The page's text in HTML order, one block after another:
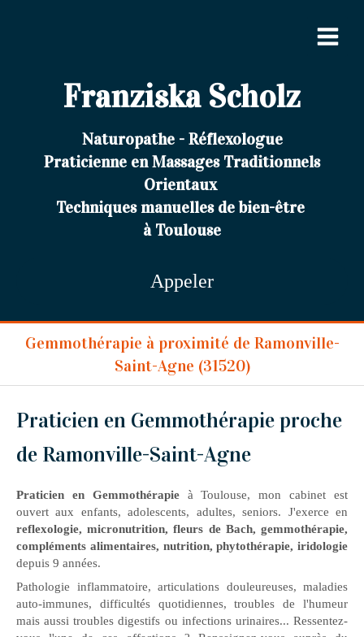
Franziska Scholz
Naturopathe - Réflexologue
Praticienne en Massages Traditionnels
Orientaux
Techniques manuelles de bien-être
à Toulouse
Appeler
Gemmothérapie à proximité de Ramonville-
Saint-Agne (31520)
Praticien en Gemmothérapie proche
de Ramonville-Saint-Agne
Praticien en Gemmothérapieà Toulouse, mon cabinet est
ouvert aux enfants, adolescents, adultes, seniors. J'exerce en
reflexologie, micronutrition, fleurs de Bach, gemmothérapie,
compléments alimentaires, nutrition, phytothérapie, iridologie
depuis 9 années.
Pathologie inflammatoire, articulations douleureuses, maladies
auto-immunes, difficultés quotidiennes, troubles de l'humeur
mais aussi troubles digestifs ou infections urinaires... Ressentez-